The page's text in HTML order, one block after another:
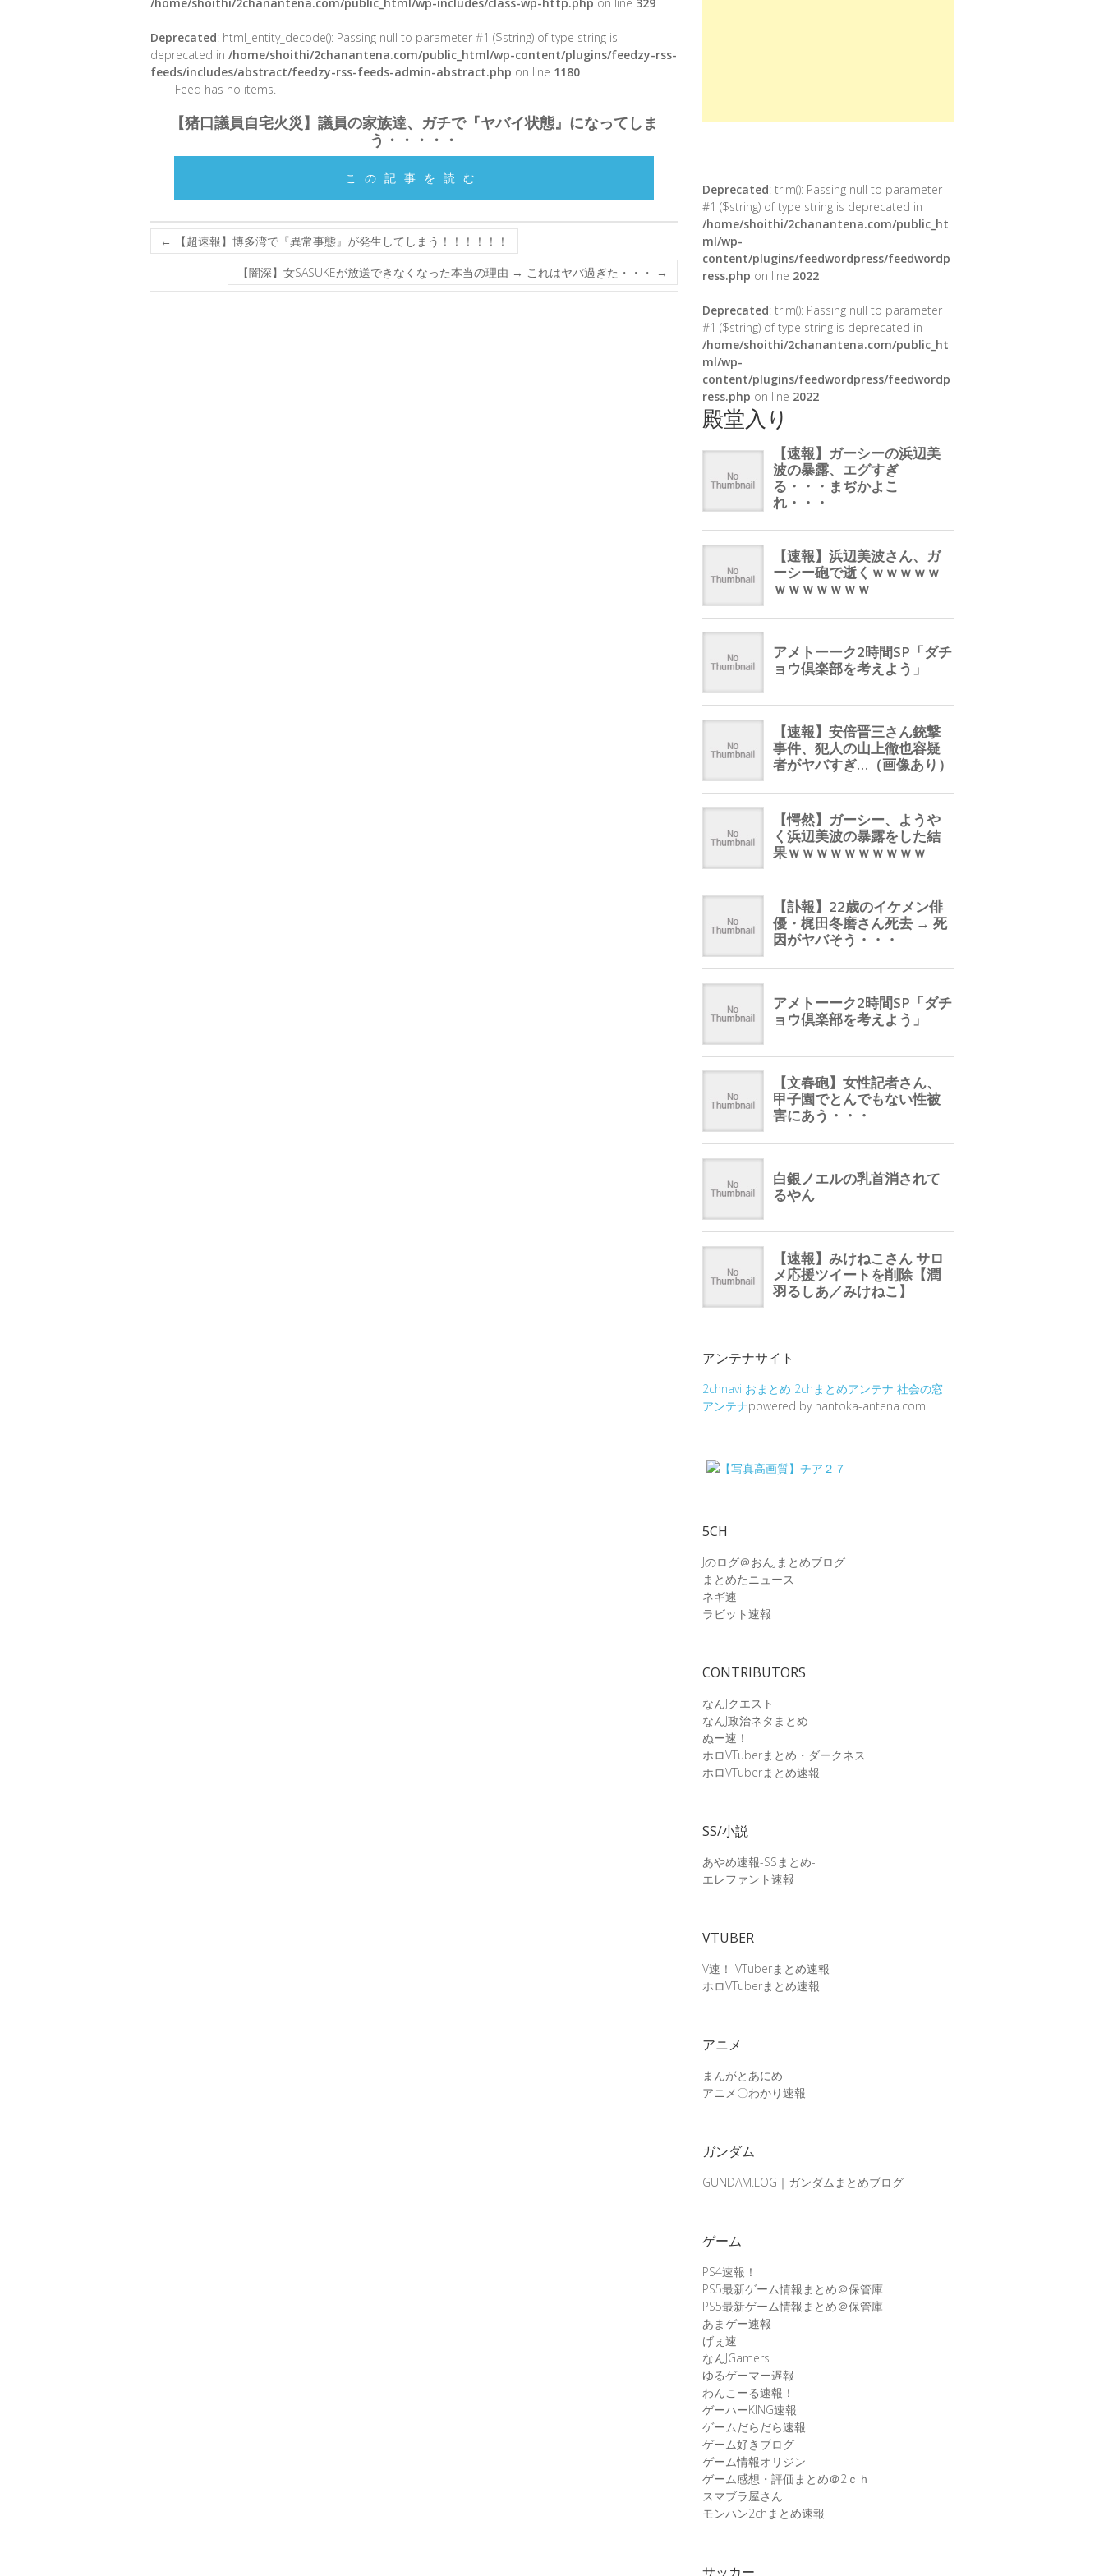
Deprecated: html_entity_decode(): Passing null to parameter #1 ($string) of type string is
deprecated in /home/shoithi/2chanantena.com/public_html/wp-content/plugins/feedzy-rss-
feeds/includes/abstract/feedzy-rss-feeds-admin-abstract.php on line 1180
Feed has no items.
【猪口議員自宅火災】議員の家族達、ガチで『ヤバイ状態』になってしま
う・・・・・
この記事を読む
←
【超速報】博多湾で『異常事態』が発生してしまう！！！！！！
【闇深】女SASUKEが放送できなくなった本当の理由 → これはヤバ過ぎた・・・
→
Deprecated: trim(): Passing null to parameter
#1 ($string) of type string is deprecated in
/home/shoithi/2chanantena.com/public_ht
ml/wp-
content/plugins/feedwordpress/feedwordp
ress.php on line 2022
Deprecated: trim(): Passing null to parameter
#1 ($string) of type string is deprecated in
/home/shoithi/2chanantena.com/public_ht
ml/wp-
content/plugins/feedwordpress/feedwordp
ress.php on line 2022
殿堂入り
アンテナサイト
2chnavi おまとめ 2chまとめアンテナ 社会の窓
アンテナpowered by nantoka-antena.com
5CH
Jのログ＠おんJまとめブログ
まとめたニュース
ネギ速
ラビット速報
CONTRIBUTORS
なんJクエスト
なんJ政治ネタまとめ
ぬー速！
ホロVTuberまとめ・ダークネス
ホロVTuberまとめ速報
SS/小説
あやめ速報-SSまとめ-
エレファント速報
VTUBER
V速！ VTuberまとめ速報
ホロVTuberまとめ速報
アニメ
まんがとあにめ
アニメ〇わかり速報
ガンダム
GUNDAM.LOG｜ガンダムまとめブログ
ゲーム
PS4速報！
PS5最新ゲーム情報まとめ＠保管庫
PS5最新ゲーム情報まとめ＠保管庫
あまゲー速報
げぇ速
なんJGamers
ゆるゲーマー遅報
わんこーる速報！
ゲーハーKING速報
ゲームだらだら速報
ゲーム好きブログ
ゲーム情報オリジン
ゲーム感想・評価まとめ＠2ｃｈ
スマブラ屋さん
モンハン2chまとめ速報
サッカー